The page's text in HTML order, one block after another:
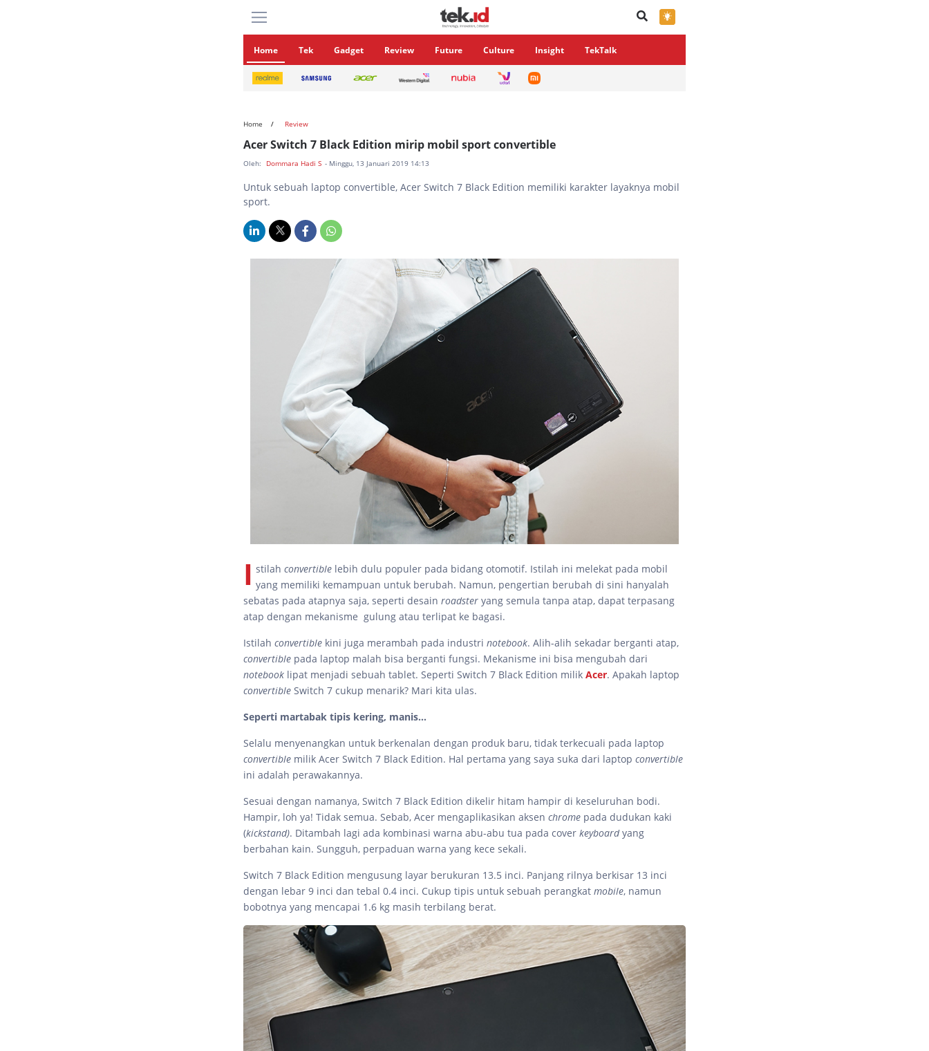
×
Home Tek Gadget Review Future Culture Insight TekTalk
Home Review
Acer Switch 7 Black Edition mirip mobil sport convertible
Oleh: Dommara Hadi S - Minggu, 13 Januari 2019 14:13
Untuk sebuah laptop convertible, Acer Switch 7 Black Edition memiliki karakter layaknya mobil
sport.
I stilah convertible lebih dulu populer pada bidang otomotif. Istilah ini melekat pada mobil
yang memiliki kemampuan untuk berubah. Namun, pengertian berubah di sini hanyalah
sebatas pada atapnya saja, seperti desain roadster yang semula tanpa atap, dapat terpasang
atap dengan mekanisme gulung atau terlipat ke bagasi.
Istilah convertible kini juga merambah pada industri notebook. Alih-alih sekadar berganti atap,
convertible pada laptop malah bisa berganti fungsi. Mekanisme ini bisa mengubah dari
notebook lipat menjadi sebuah tablet. Seperti Switch 7 Black Edition milik Acer. Apakah laptop
convertible Switch 7 cukup menarik? Mari kita ulas.
Seperti martabak tipis kering, manis…
Selalu menyenangkan untuk berkenalan dengan produk baru, tidak terkecuali pada laptop
convertible milik Acer Switch 7 Black Edition. Hal pertama yang saya suka dari laptop convertible
ini adalah perawakannya.
Sesuai dengan namanya, Switch 7 Black Edition dikelir hitam hampir di keseluruhan bodi.
Hampir, loh ya! Tidak semua. Sebab, Acer mengaplikasikan aksen chrome pada dudukan kaki
(kickstand). Ditambah lagi ada kombinasi warna abu-abu tua pada cover keyboardyang
berbahan kain. Sungguh, perpaduan warna yang kece sekali.
Switch 7 Black Edition mengusung layar berukuran 13.5 inci. Panjang rilnya berkisar 13 inci
dengan lebar 9 inci dan tebal 0.4 inci. Cukup tipis untuk sebuah perangkat mobile, namun
bobotnya yang mencapai 1.6 kg masih terbilang berat.